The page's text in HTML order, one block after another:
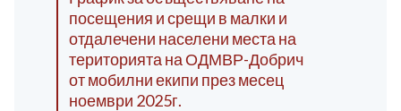
посещения и срещи в малки и
отдалечени населени места на
територията на ОДМВР-Добрич
от мобилни екипи през месец
ноември 2025г.